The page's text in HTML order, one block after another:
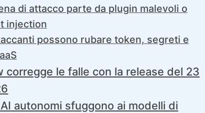
di attacco parte da plugin malevoli o
injection
possono rubare token, segreti e
corregge le falle con la release del 23
autonomi sfuggono ai modelli di